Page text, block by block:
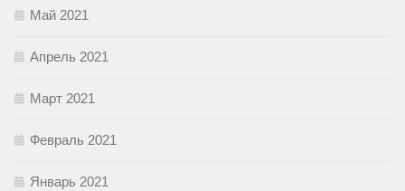
Май 2021
Апрель 2021
Март 2021
Февраль 2021
Январь 2021